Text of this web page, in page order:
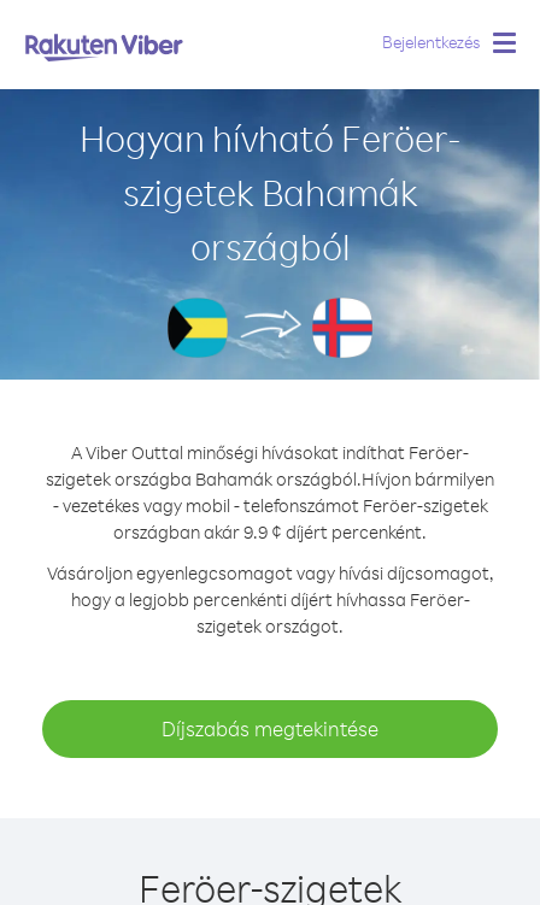
Bejelentkezés
Hogyan hívható Feröer-
szigetek Bahamák
országból
A Viber Outtal minőségi hívásokat indíthat Feröer-
szigetek országba Bahamák országból.Hívjon bármilyen
- vezetékes vagy mobil - telefonszámot Feröer-szigetek
országban akár 9.9 ¢ díjért percenként.
Vásároljon egyenlegcsomagot vagy hívási díjcsomagot,
hogy a legjobb percenkénti díjért hívhassa Feröer-
szigetek országot.
Díjszabás megtekintése
Feröer-szigetek